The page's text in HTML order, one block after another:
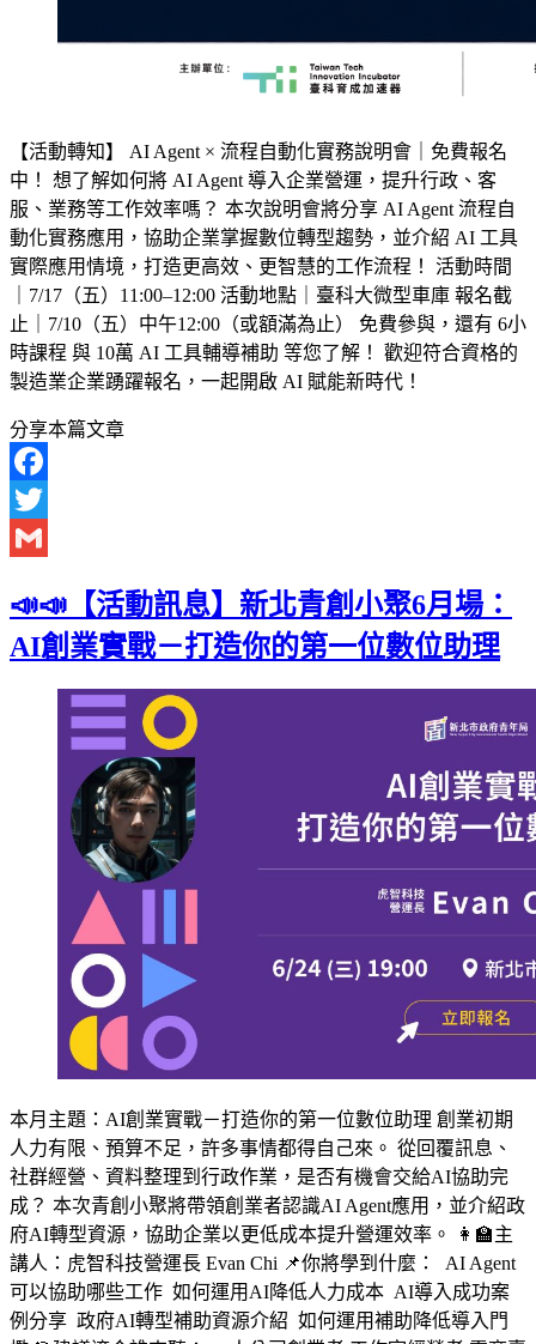
【活動轉知】 AI Agent × 流程自動化實務說明會｜免費報名
中！ 想了解如何將 AI Agent 導入企業營運，提升行政、客
服、業務等工作效率嗎？ 本次說明會將分享 AI Agent 流程自
動化實務應用，協助企業掌握數位轉型趨勢，並介紹 AI 工具
實際應用情境，打造更高效、更智慧的工作流程！ 活動時間
｜7/17（五）11:00–12:00 活動地點｜臺科大微型車庫 報名截
止｜7/10（五）中午12:00（或額滿為止） 免費參與，還有 6小
時課程 與 10萬 AI 工具輔導補助 等您了解！ 歡迎符合資格的
製造業企業踴躍報名，一起開啟 AI 賦能新時代！
分享本篇文章
Facebook
Twitter
📣📣【活動訊息】新北青創小聚6月場：
AI創業實戰－打造你的第一位數位助理
本月主題：AI創業實戰－打造你的第一位數位助理 創業初期
人力有限、預算不足，許多事情都得自己來。 從回覆訊息、
社群經營、資料整理到行政作業，是否有機會交給AI協助完
成？ 本次青創小聚將帶領創業者認識AI Agent應用，並介紹政
府AI轉型資源，協助企業以更低成本提升營運效率。 👩‍🏫主
講人：虎智科技營運長 Evan Chi 📌你將學到什麼： AI Agent
可以協助哪些工作 如何運用AI降低人力成本 AI導入成功案
例分享 政府AI轉型補助資源介紹 如何運用補助降低導入門